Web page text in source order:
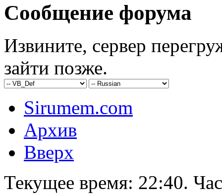
Сообщение форума
Извините, сервер
зайти позже.
Sirumem.com
Архив
Вверх
Текущее время: 22:40.